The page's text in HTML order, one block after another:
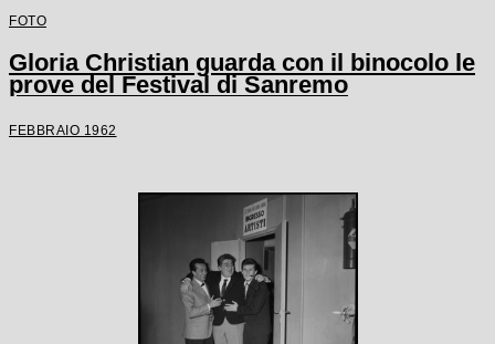
FOTO
Gloria Christian guarda con il binocolo le
prove del Festival di Sanremo
FEBBRAIO 1962